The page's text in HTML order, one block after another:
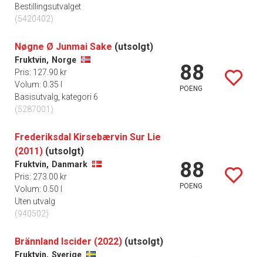
Bestillingsutvalget
(5420402)
Nøgne Ø Junmai Sake (utsolgt)
Fruktvin, Norge
Pris: 127.90 kr
Volum: 0.35 l
Basisutvalg, kategori 6
(5287001)
88
POENG
Frederiksdal Kirsebærvin Sur Lie
(2011) (utsolgt)
Fruktvin, Danmark
Pris: 273.00 kr
Volum: 0.50 l
Uten utvalg
(940502)
88
POENG
Brännland Iscider (2022) (utsolgt)
Fruktvin, Sverige